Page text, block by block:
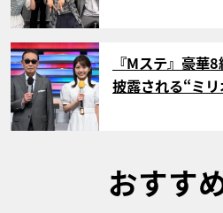
サムネイル
『Mステ』豪華
披露される“ミ
おすす